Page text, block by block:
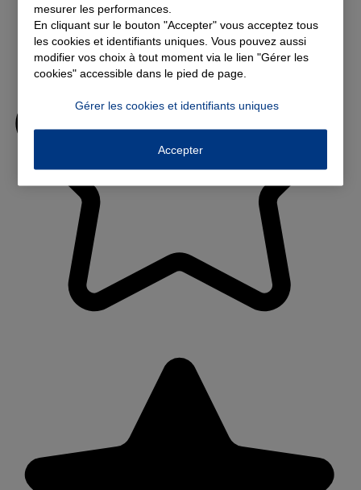
mesurer les performances.
En cliquant sur le bouton "Accepter" vous acceptez tous
les cookies et identifiants uniques. Vous pouvez aussi
modifier vos choix à tout moment via le lien "Gérer les
cookies" accessible dans le pied de page.
Gérer les cookies et identifiants uniques
Accepter